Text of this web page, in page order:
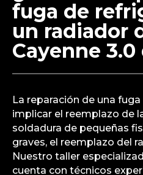
esencial abordar el
Somos un taller
Oficial y podemos
averías con eficiencia y
¿Cómo se
fuga de
un radiador
Cayenne 3.0